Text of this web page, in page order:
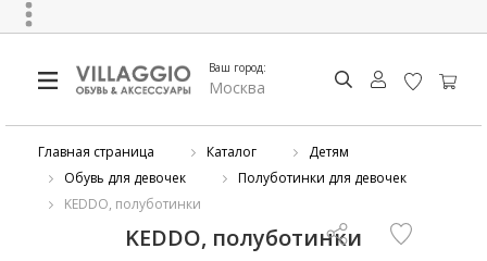
Ваш город:
Москва
Главная страница Каталог
Детям
Обувь для девочек
Полуботинки для девочек
KEDDO, полуботинки
KEDDO, полуботинки